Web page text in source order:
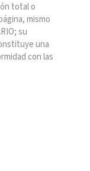
total o
mismo
su
una
con las